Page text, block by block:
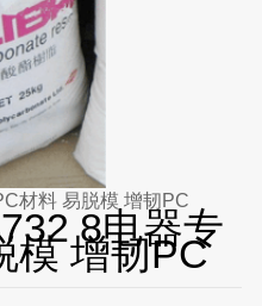
材料 易脱模 增韧PC
8电器专
模 增韧PC